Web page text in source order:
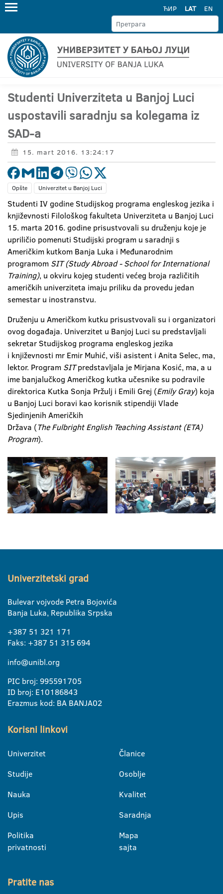
ЋИР LAT EN
Studenti Univerziteta u Banjoj Luci
uspostavili saradnju sa kolegama iz
SAD-a
15. mart 2016. 13:24:17
Opšte Univerzitet u Banjoj Luci
Studenti IV godine Studijskog programa engleskog jezika i
književnosti Filološkog fakulteta Univerziteta u Banjoj Luci
15. marta 2016. godine prisustvovali su druženju koje je
upriličio pomenuti Studijski program u saradnji s
Američkim kutkom Banja Luka i Međunarodnim
programom SIT (Study Abroad - School for International
Training), u okviru kojeg studenti većeg broja različitih
američkih univerziteta imaju priliku da provedu jedan
semestar u inostranstvu.
Druženju u Američkom kutku prisustvovali su i organizatori
ovog događaja. Univerzitet u Banjoj Luci su predstavljali
sekretar Studijskog programa engleskog jezika
i književnosti mr Emir Muhić, viši asistent i Anita Selec, ma,
lektor. Program SITpredstavljala je Mirjana Kosić, ma, a u
ime banjalučkog Američkog kutka učesnike su podravile
direktorica Kutka Sonja Pržulj i Emili Grej (Emily Gray) koja
u Banjoj Luci boravi kao korisnik stipendiji Vlade
Sjedinjenih Američkih
Država (The Fulbright English Teaching Assistant (ETA)
Program).
Univerzitetski grad
Bulevar vojvode Petra Bojovića
Banja Luka, Republika Srpska
+387 51 321 171
Faks: +387 51 315 694
info@unibl.org
PIC broj: 995591705
ID broj: E10186843
Erazmus kod: BA BANJA02
Korisni linkovi
Univerzitet
Studije
Nauka
Upis
Politika
privatnosti
Članice
Osoblje
Kvalitet
Saradnja
Mapa
sajta
Pratite nas